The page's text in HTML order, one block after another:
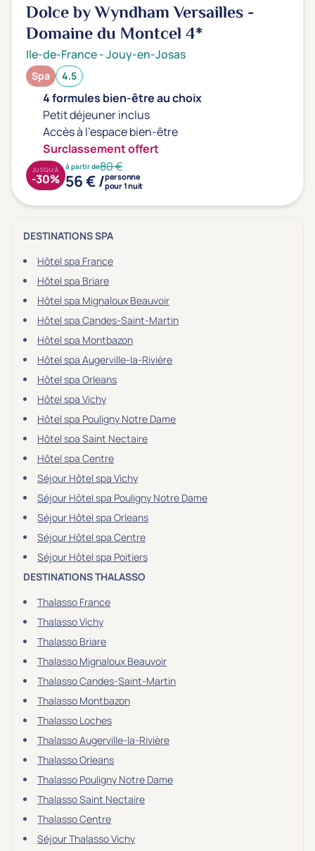
Dolce by Wyndham Versailles -
Domaine du Montcel4*
Ile-de-France-Jouy-en-Josas
Spa 4.5
4 formules bien-être au choix
Petit déjeuner inclus
Accès à l'espace bien-être
Surclassement offert
à partir de80 €
56 € /personne
pour 1 nuit
JUSQU'À
-30%
DESTINATIONS SPA
Hôtel spa France
Hôtel spa Briare
Hôtel spa Mignaloux Beauvoir
Hôtel spa Candes-Saint-Martin
Hôtel spa Montbazon
Hôtel spa Augerville-la-Rivière
Hôtel spa Orleans
Hôtel spa Vichy
Hôtel spa Pouligny Notre Dame
Hôtel spa Saint Nectaire
Hôtel spa Centre
Séjour Hôtel spa Vichy
Séjour Hôtel spa Pouligny Notre Dame
Séjour Hôtel spa Orleans
Séjour Hôtel spa Centre
Séjour Hôtel spa Poitiers
DESTINATIONS THALASSO
Thalasso France
Thalasso Vichy
Thalasso Briare
Thalasso Mignaloux Beauvoir
Thalasso Candes-Saint-Martin
Thalasso Montbazon
Thalasso Loches
Thalasso Augerville-la-Rivière
Thalasso Orleans
Thalasso Pouligny Notre Dame
Thalasso Saint Nectaire
Thalasso Centre
Séjour Thalasso Vichy